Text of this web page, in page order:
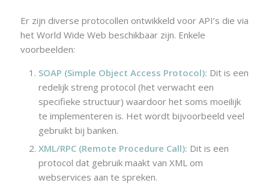
Er zijn diverse protocollen ontwikkeld voor API’s die via
het World Wide Web beschikbaar zijn. Enkele
voorbeelden:
SOAP (Simple Object Access Protocol): Dit is een
redelijk streng protocol (het verwacht een
specifieke structuur) waardoor het soms moeilijk
te implementeren is. Het wordt bijvoorbeeld veel
gebruikt bij banken.
XML/RPC (Remote Procedure Call): Dit is een
protocol dat gebruik maakt van XML om
webservices aan te spreken.